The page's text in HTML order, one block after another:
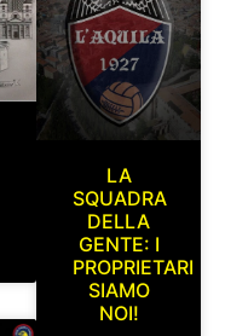
LA
SQUADRA
DELLA
GENTE: I
PROPRIETARI
SIAMO
NOI!